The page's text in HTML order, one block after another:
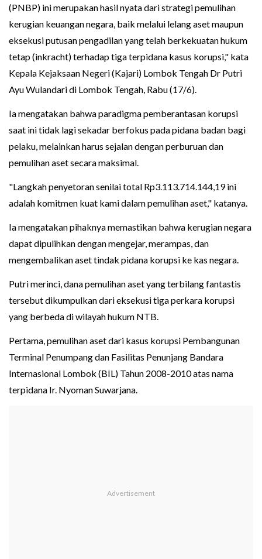
(PNBP) ini merupakan hasil nyata dari strategi pemulihan
kerugian keuangan negara, baik melalui lelang aset maupun
eksekusi putusan pengadilan yang telah berkekuatan hukum
tetap (inkracht) terhadap tiga terpidana kasus korupsi," kata
Kepala Kejaksaan Negeri (Kajari) Lombok Tengah Dr Putri
Ayu Wulandari di Lombok Tengah, Rabu (17/6).
Ia mengatakan bahwa paradigma pemberantasan korupsi
saat ini tidak lagi sekadar berfokus pada pidana badan bagi
pelaku, melainkan harus sejalan dengan perburuan dan
pemulihan aset secara maksimal.
"Langkah penyetoran senilai total Rp3.113.714.144,19 ini
adalah komitmen kuat kami dalam pemulihan aset," katanya.
Ia mengatakan pihaknya memastikan bahwa kerugian negara
dapat dipulihkan dengan mengejar, merampas, dan
mengembalikan aset tindak pidana korupsi ke kas negara.
Putri merinci, dana pemulihan aset yang terbilang fantastis
tersebut dikumpulkan dari eksekusi tiga perkara korupsi
yang berbeda di wilayah hukum NTB.
Pertama, pemulihan aset dari kasus korupsi Pembangunan
Terminal Penumpang dan Fasilitas Penunjang Bandara
Internasional Lombok (BIL) Tahun 2008-2010 atas nama
terpidana Ir. Nyoman Suwarjana.